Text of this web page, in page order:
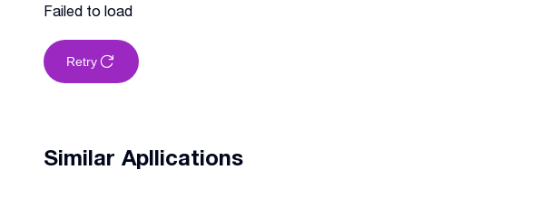
Failed to load
Retry
Similar Apllications